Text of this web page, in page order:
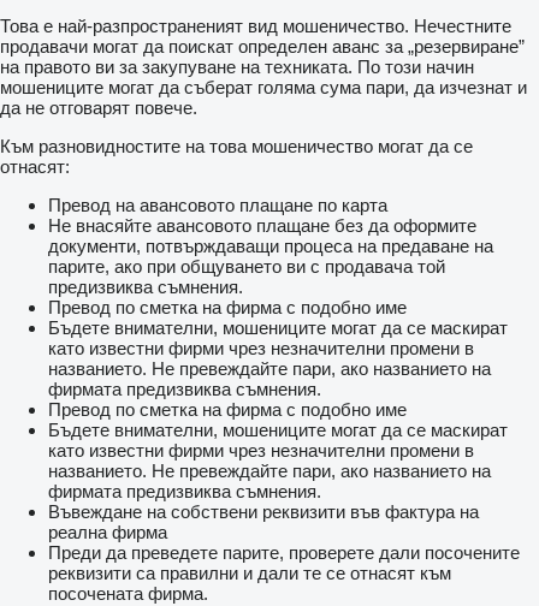
Това е най-разпространеният вид мошеничество. Нечестните
продавачи могат да поискат определен аванс за „резервиране”
на правото ви за закупуване на техниката. По този начин
мошениците могат да съберат голяма сума пари, да изчезнат и
да не отговарят повече.
Към разновидностите на това мошеничество могат да се
отнасят:
Превод на авансовото плащане по карта
Не внасяйте авансовото плащане без да оформите
документи, потвърждаващи процеса на предаване на
парите, ако при общуването ви с продавача той
предизвиква съмнения.
Превод по сметка на фирма с подобно име
Бъдете внимателни, мошениците могат да се маскират
като известни фирми чрез незначителни промени в
названието. Не превеждайте пари, ако названието на
фирмата предизвиква съмнения.
Превод по сметка на фирма с подобно име
Бъдете внимателни, мошениците могат да се маскират
като известни фирми чрез незначителни промени в
названието. Не превеждайте пари, ако названието на
фирмата предизвиква съмнения.
Въвеждане на собствени реквизити във фактура на
реална фирма
Преди да преведете парите, проверете дали посочените
реквизити са правилни и дали те се отнасят към
посочената фирма.